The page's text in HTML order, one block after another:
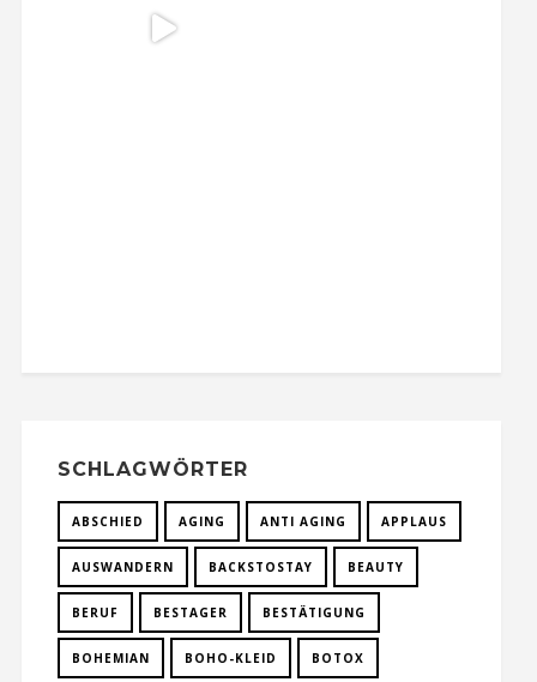
SCHLAGWÖRTER
ABSCHIED AGING ANTI AGING APPLAUS
AUSWANDERN BACKSTOSTAY BEAUTY
BERUF BESTAGER BESTÄTIGUNG
BOHEMIAN BOHO-KLEID BOTOX